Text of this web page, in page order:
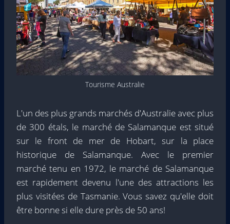
Tourisme Australie
L'un des plus grands marchés d'Australie avec plus
de 300 étals, le marché de Salamanque est situé
sur le front de mer de Hobart, sur la place
historique de Salamanque. Avec le premier
marché tenu en 1972, le marché de Salamanque
est rapidement devenu l'une des attractions les
plus visitées de Tasmanie. Vous savez qu'elle doit
être bonne si elle dure près de 50 ans!